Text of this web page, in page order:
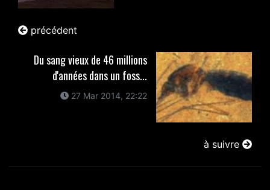
précédent
Du sang vieux de 46 millions
d'années dans un foss...
27 Mar 2014, 22:22
à suivre